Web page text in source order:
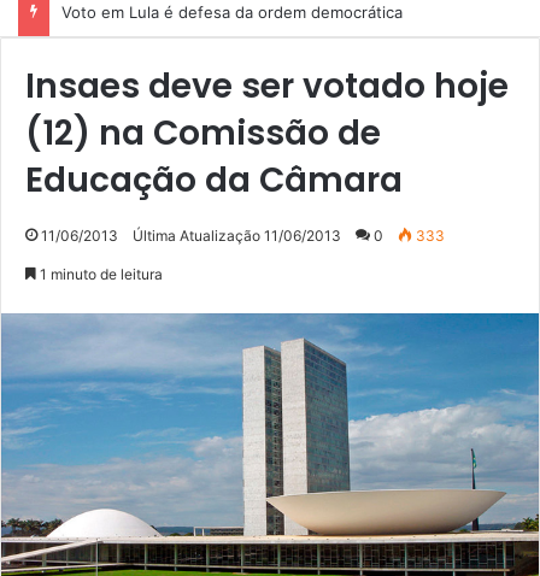
Voto em Lula é defesa da ordem democrática
Insaes deve ser votado hoje
(12) na Comissão de
Educação da Câmara
11/06/2013 Última Atualização 11/06/2013 0 333
1 minuto de leitura